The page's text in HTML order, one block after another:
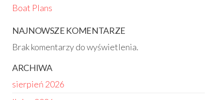
Boat Plans
NAJNOWSZE KOMENTARZE
Brak komentarzy do wyświetlenia.
ARCHIWA
sierpień 2026